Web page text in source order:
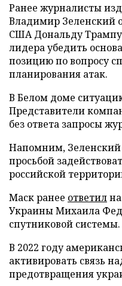
Ранее журналисты
Владимир Зеленский
США Дональду
лидера убедить
позицию по вопросу
планирования атак.
В Белом доме
Представители
без ответа запросы
Напомним, Зеленский
просьбой
российской
Маск ранее ответил
Украины Михаила
спутниковой системы.
В 2022 году
активировать связь
предотвращения